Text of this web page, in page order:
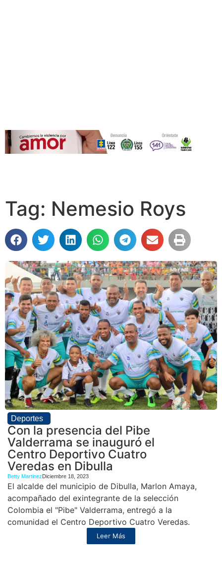
Tag: Nemesio Roys
Deportes
Con la presencia del Pibe
Valderrama se inauguró el
Centro Deportivo Cuatro
Veredas en Dibulla
Betty Martinez Diciembre 18, 2023
El alcalde del municipio de Dibulla, Marlon Amaya,
acompañado del exintegrante de la selección
Colombia el "Pibe" Valderrama, entregó a la
comunidad el Centro Deportivo Cuatro Veredas.
Leer Más